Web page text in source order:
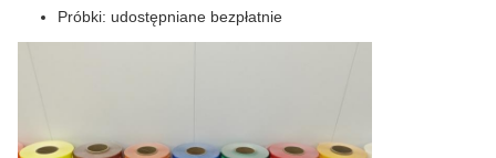
Próbki: udostępniane bezpłatnie